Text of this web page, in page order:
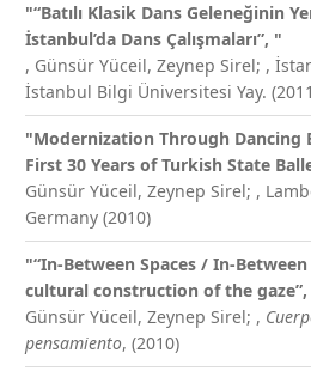
"“Batılı Klasik Dans Geleneğinin
İstanbul’da Dans Çalışmaları”, "
, Günsür Yüceil, Zeynep Sirel; ,
İstanbul Bilgi Üniversitesi Yay.
"Modernization Through Dancing
First 30 Years of Turkish State
Günsür Yüceil, Zeynep Sirel; ,
Germany (2010)
"“In-Between Spaces / In-
cultural construction of the gaze”,
Günsür Yüceil, Zeynep Sirel; ,
pensamiento, (2010)